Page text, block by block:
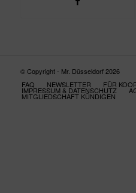
© Copyright - Mr. Düsseldorf 2026
FAQ
NEWSLETTER FÜR
IMPRESSUM & DATENSCHUTZ
MITGLIEDSCHAFT KÜNDIGEN